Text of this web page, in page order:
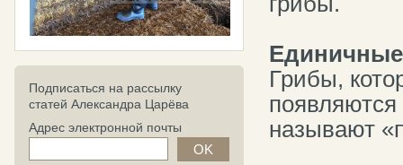
Подписаться на рассылку
статей Александра Царёва
Адрес электронной почты
Грибы,
появляются
называют